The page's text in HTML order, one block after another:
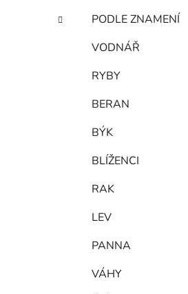
PODLE ZNAMENÍ
VODNÁŘ
RYBY
BERAN
BÝK
BLÍŽENCI
RAK
LEV
PANNA
VÁHY